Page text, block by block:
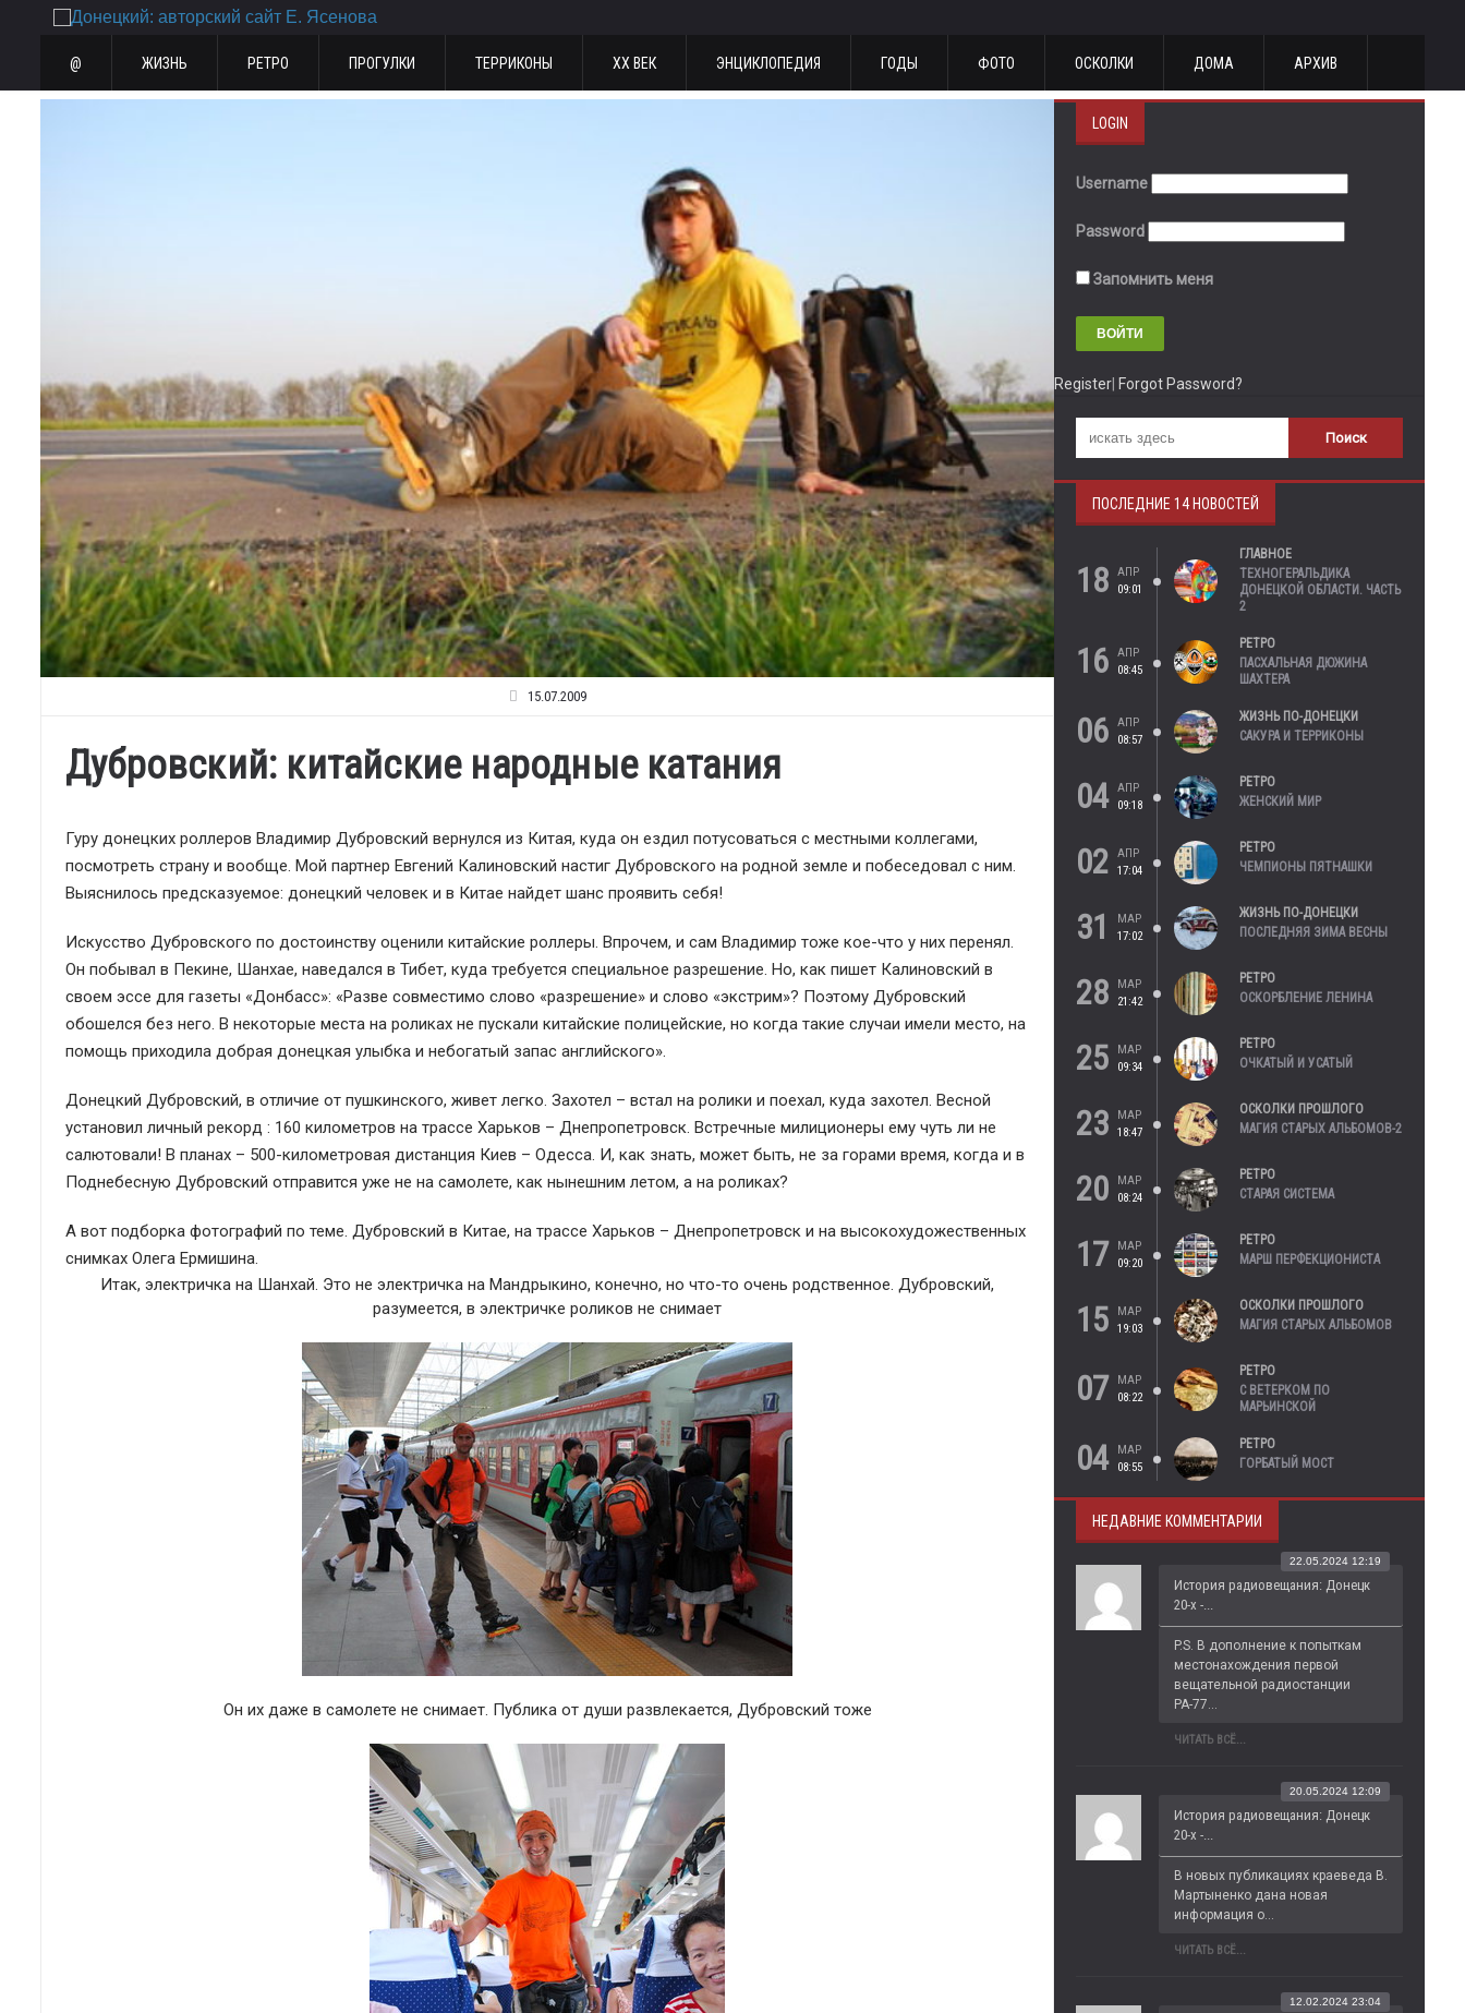
@ ЖИЗНЬ РЕТРО ПРОГУЛКИ ТЕРРИКОНЫ ХХ ВЕК ЭНЦИКЛОПЕДИЯ ГОДЫ ФОТО ОСКОЛКИ ДОМА АРХИВ
15.07.2009
Дубровский: китайские народные катания
Гуру донецких роллеров Владимир Дубровский вернулся из Китая, куда он ездил потусоваться с местными коллегами,
посмотреть страну и вообще. Мой партнер Евгений Калиновский настиг Дубровского на родной земле и побеседовал с ним.
Выяснилось предсказуемое: донецкий человек и в Китае найдет шанс проявить себя!
Искусство Дубровского по достоинству оценили китайские роллеры. Впрочем, и сам Владимир тоже кое-что у них перенял.
Он побывал в Пекине, Шанхае, наведался в Тибет, куда требуется специальное разрешение. Но, как пишет Калиновский в
своем эссе для газеты «Донбасс»: «Разве совместимо слово «разрешение» и слово «экстрим»? Поэтому Дубровский
обошелся без него. В некоторые места на роликах не пускали китайские полицейские, но когда такие случаи имели место, на
помощь приходила добрая донецкая улыбка и небогатый запас английского».
Донецкий Дубровский, в отличие от пушкинского, живет легко. Захотел – встал на ролики и поехал, куда захотел. Весной
установил личный рекорд : 160 километров на трассе Харьков – Днепропетровск. Встречные милиционеры ему чуть ли не
салютовали! В планах – 500-километровая дистанция Киев – Одесса. И, как знать, может быть, не за горами время, когда и в
Поднебесную Дубровский отправится уже не на самолете, как нынешним летом, а на роликах?
А вот подборка фотографий по теме. Дубровский в Китае, на трассе Харьков – Днепропетровск и на высокохудожественных
снимках Олега Ермишина.
Итак, электричка на Шанхай. Это не электричка на Мандрыкино, конечно, но что-то очень родственное. Дубровский,
разумеется, в электричке роликов не снимает
Он их даже в самолете не снимает. Публика от души развлекается, Дубровский тоже
LOGIN
Username
Password
Запомнить меня
Register Forgot Password?
ПОСЛЕДНИЕ 14 НОВОСТЕЙ
18
АПР
09:01
ГЛАВНОЕ
ТЕХНОГЕРАЛЬДИКА
ДОНЕЦКОЙ ОБЛАСТИ. ЧАСТЬ
2
16
АПР
08:45
РЕТРО
ПАСХАЛЬНАЯ ДЮЖИНА
ШАХТЕРА
06
АПР
08:57
ЖИЗНЬ ПО-ДОНЕЦКИ
САКУРА И ТЕРРИКОНЫ
04
АПР
09:18
РЕТРО
ЖЕНСКИЙ МИР
02
АПР
17:04
РЕТРО
ЧЕМПИОНЫ ПЯТНАШКИ
31
МАР
17:02
ЖИЗНЬ ПО-ДОНЕЦКИ
ПОСЛЕДНЯЯ ЗИМА ВЕСНЫ
28
МАР
21:42
РЕТРО
ОСКОРБЛЕНИЕ ЛЕНИНА
25
МАР
09:34
РЕТРО
ОЧКАТЫЙ И УСАТЫЙ
23
МАР
18:47
ОСКОЛКИ ПРОШЛОГО
МАГИЯ СТАРЫХ АЛЬБОМОВ-2
20
МАР
08:24
РЕТРО
СТАРАЯ СИСТЕМА
17
МАР
09:20
РЕТРО
МАРШ ПЕРФЕКЦИОНИСТА
15
МАР
19:03
ОСКОЛКИ ПРОШЛОГО
МАГИЯ СТАРЫХ АЛЬБОМОВ
07
МАР
08:22
РЕТРО
С ВЕТЕРКОМ ПО
МАРЬИНСКОЙ
04
МАР
08:55
РЕТРО
ГОРБАТЫЙ МОСТ
НЕДАВНИЕ КОММЕНТАРИИ
История радиовещания: Донецк
20-х -...
22.05.2024 12:19
P.S. В дополнение к попыткам
местонахождения первой
вещательной радиостанции
РА-77...
ЧИТАТЬ ВСЁ...
История радиовещания: Донецк
20-х -...
20.05.2024 12:09
В новых публикациях краеведа В.
Мартыненко дана новая
информация о...
ЧИТАТЬ ВСЁ...
12.02.2024 23:04